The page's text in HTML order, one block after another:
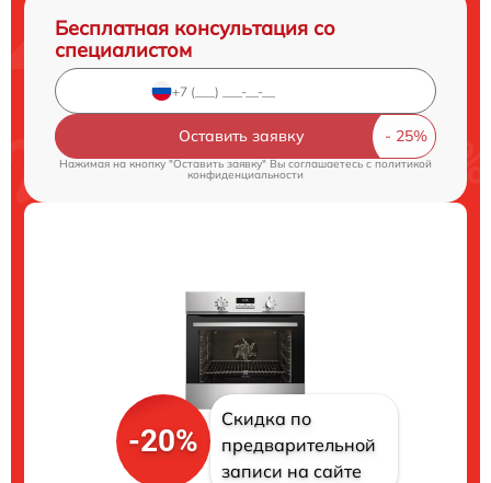
Бесплатная консультация со
специалистом
Оставить заявку
Нажимая на кнопку "Оставить заявку" Вы соглашаетесь cполитикой
конфиденциальности
-20%
Скидка по
предварительной
записи на сайте